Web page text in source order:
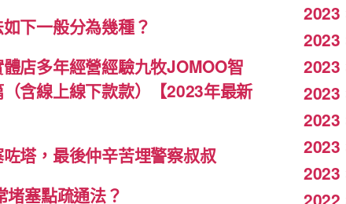
下一般分為幾種？
店多年經營經驗九牧JOMOO智
含線上線下款款）【2023年最新
塔，最後仲辛苦埋警察叔叔
塞點疏通法？
2023
2023
2023
2023
2023
2023
2023